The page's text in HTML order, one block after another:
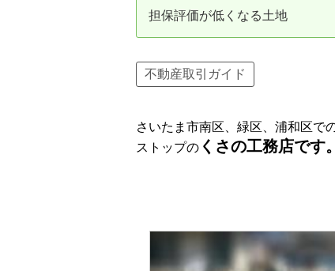
売却の流れ（手順）
不動産売却の詳しい流れ
不動産の引き渡し
資産価値の減りにくい住宅購入
担保評価が低くなる土地
不動産取引ガイド
さいたま市南区、緑区、浦和区で
ストップの くさの工務店です。